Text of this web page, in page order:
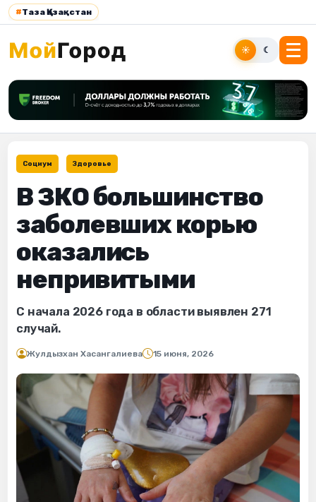
#Таза Қазақстан
☀ ☾
Социум Здоровье
В ЗКО большинство
заболевших корью
оказались
непривитыми
С начала 2026 года в области выявлен 271
случай.
Жулдызхан Хасангалиева 15 июня, 2026